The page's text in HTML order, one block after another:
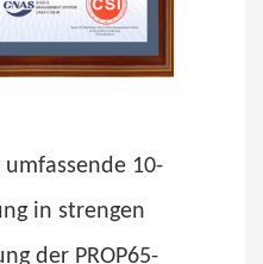
10-
in strengen
der PROP65-